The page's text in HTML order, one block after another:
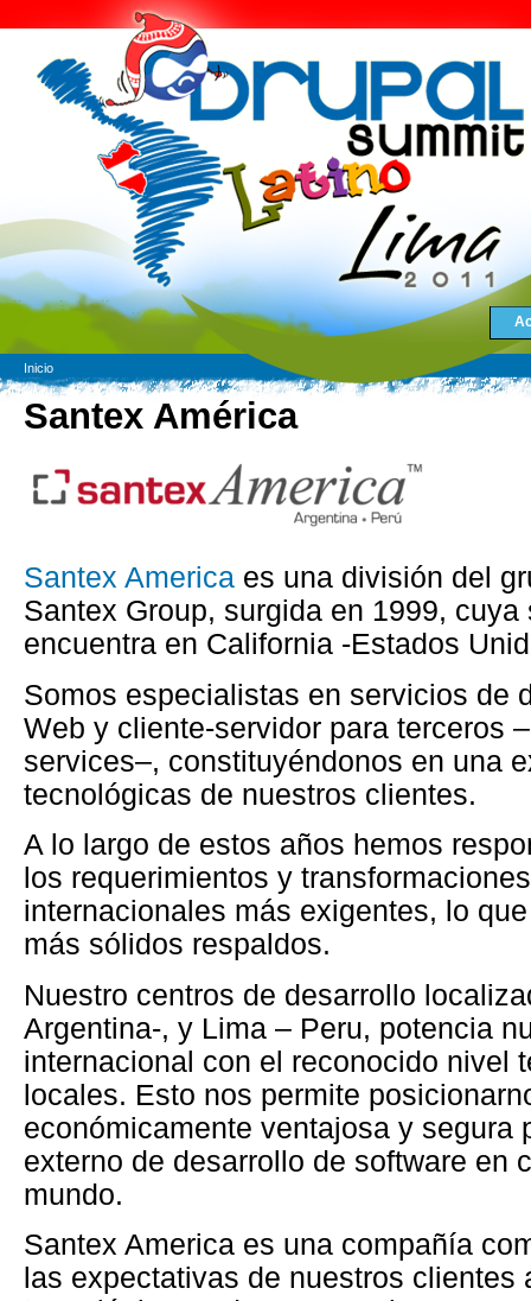
Inicio
Santex América
Santex America es una división del
Santex Group, surgida en 1999,
encuentra en California -Estados
Somos especialistas en servicios de
Web y cliente-servidor para terceros
services–, constituyéndonos en una
tecnológicas de nuestros clientes.
A lo largo de estos años hemos
los requerimientos y
internacionales más exigentes, lo
más sólidos respaldos.
Nuestro centros de desarrollo
Argentina-, y Lima – Peru, potencia
internacional con el reconocido nivel
locales. Esto nos permite
económicamente ventajosa y segura
externo de desarrollo de software en
mundo.
Santex America es una compañía
las expectativas de nuestros clientes